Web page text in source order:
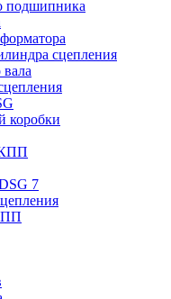
подшипника
сцепления
коробки
КПП
7